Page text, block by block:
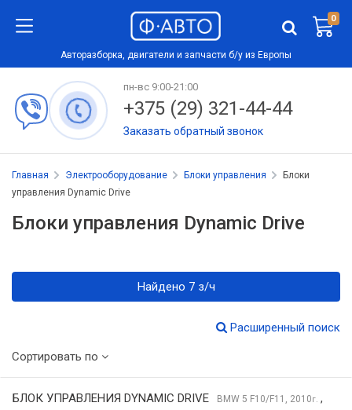
0
Авторазборка, двигатели и запчасти б/у из Европы
пн-вс 9:00-21:00
+375 (29) 321-44-44
Заказать обратный звонок
Главная Электрооборудование Блоки управления
Блоки
управления Dynamic Drive
Блоки управления Dynamic Drive
Найдено 7 з/ч
Расширенный поиск
Сортировать по
БЛОК УПРАВЛЕНИЯ DYNAMIC DRIVE BMW 5 F10/F11, 2010г. ,